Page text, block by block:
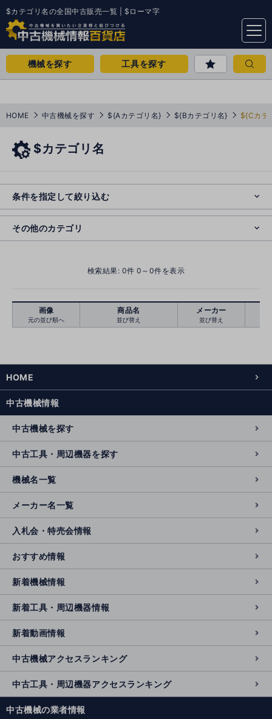
$カテゴリ名の全国中古販売一覧 | $ローマ字
menu
機械を探す 工具を探す
HOME 中古機械を探す ${Aカテゴリ名} ${Bカテゴリ名} ${Cカテ
$カテゴリ名
条件を指定して絞り込む
絞り込む クリア
その他のカテゴリ
o
s
e
検索結果: 0件 0～0件を表示
画像
元の並び順へ
商品名
並び替え
メーカー
並び替え
HOME
中古機械情報
中古機械を探す
中古工具・周辺機器を探す
機械名一覧
メーカー名一覧
入札会・特売会情報
おすすめ情報
新着機械情報
新着工具・周辺機器情報
新着動画情報
中古機械アクセスランキング
中古工具・周辺機器アクセスランキング
中古機械の業者情報